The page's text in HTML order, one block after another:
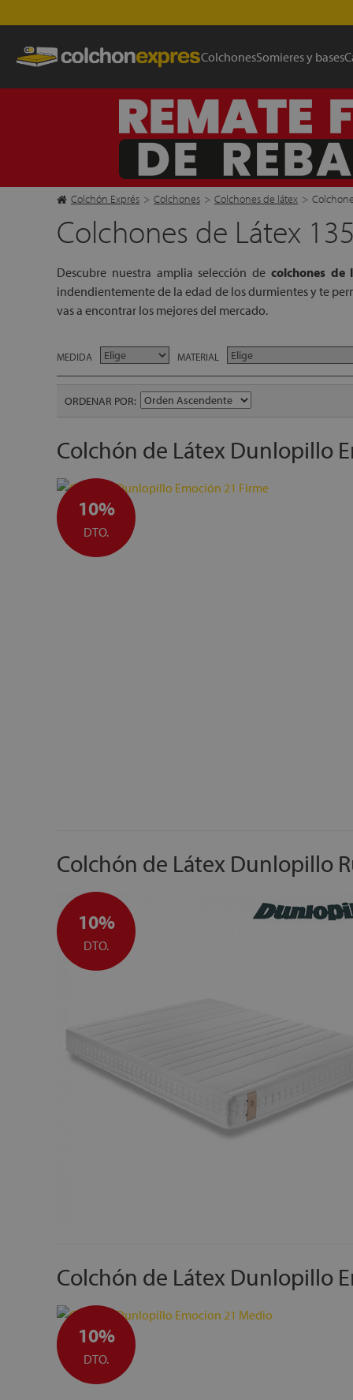
120 noches de prueba con
ColchonesSomieres y bases
Colchón Exprés > Colchones > Colchones de látex >
Colchones de Látex
Descubre nuestra amplia selección de colchones de
indendientemente de la edad de los durmientes y te
vas a encontrar los mejores del mercado.
MEDIDA MATERIAL
ORDENAR POR
Colchón de Látex Dunlopillo
10%
DTO.
Colchón de Látex Dunlopillo
10%
DTO.
Colchón de Látex Dunlopillo
10%
DTO.